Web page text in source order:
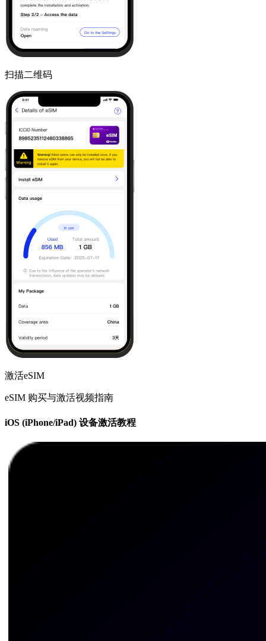
扫描二维码
激活eSIM
eSIM 购买与激活视频指南
iOS (iPhone/iPad) 设备激活教程